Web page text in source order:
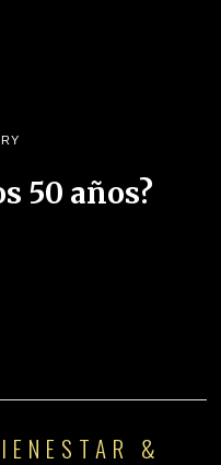
50 años?
&